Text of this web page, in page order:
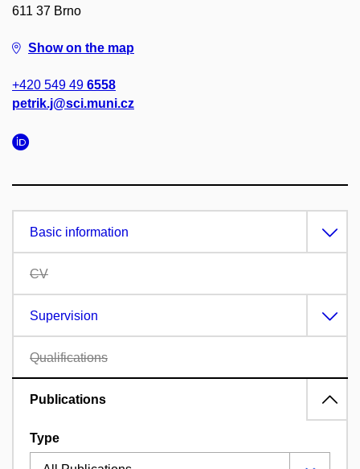
611 37 Brno
Show on the map
+420 549 49 6558
petrik.j@sci.muni.cz
Basic information
CV
Supervision
Qualifications
Publications
Type